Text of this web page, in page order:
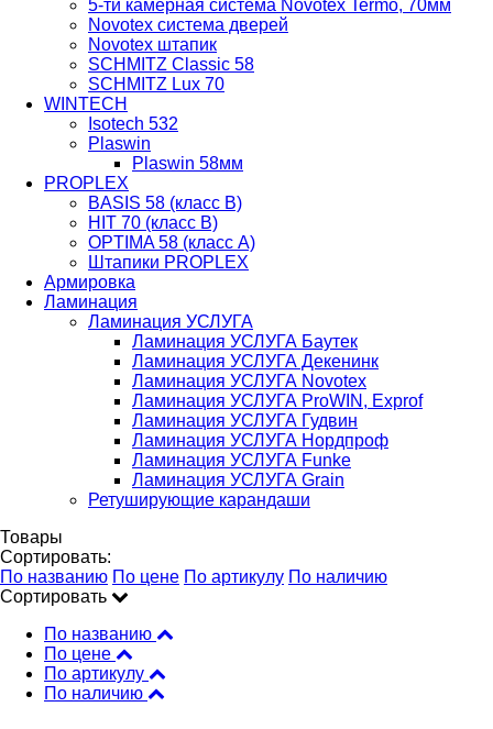
5-ти камерная система Novotex Termo, 70мм
Novotex система дверей
Novotex штапик
SCHMITZ Classic 58
SCHMITZ Lux 70
WINTECH
Isotech 532
Plaswin
Plaswin 58мм
PROPLEX
BASIS 58 (класс В)
HIT 70 (класс В)
OPTIMA 58 (класс А)
Штапики PROPLEX
Армировка
Ламинация
Ламинация УСЛУГА
Ламинация УСЛУГА Баутек
Ламинация УСЛУГА Декенинк
Ламинация УСЛУГА Novotex
Ламинация УСЛУГА ProWIN, Exprof
Ламинация УСЛУГА Гудвин
Ламинация УСЛУГА Нордпроф
Ламинация УСЛУГА Funke
Ламинация УСЛУГА Grain
Ретуширующие карандаши
Товары
Сортировать:
По названию По цене По артикулу По наличию
Сортировать
По названию
По цене
По артикулу
По наличию